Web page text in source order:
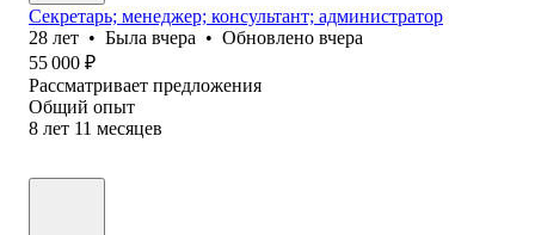
Секретарь; менеджер; консультант; администратор
28 лет • Была вчера • Обновлено вчера
55 000 ₽
Рассматривает предложения
Общий опыт
8 лет 11 месяцев